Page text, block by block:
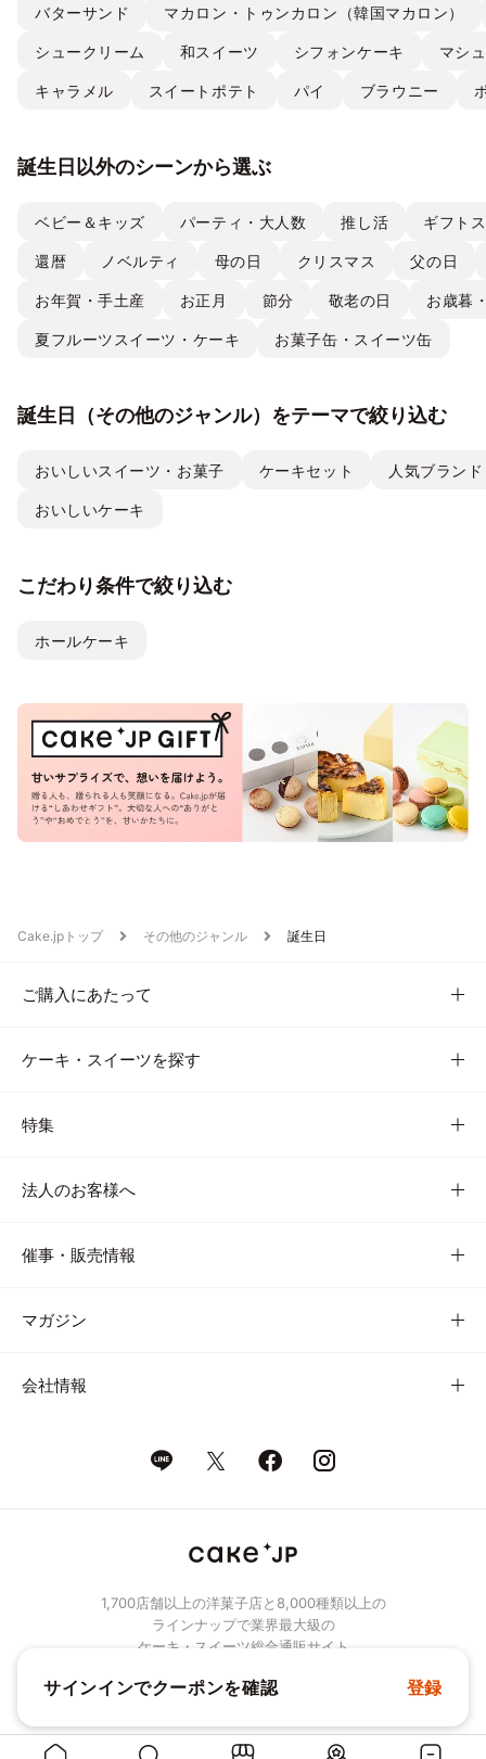
バターサンド マカロン・トゥンカロン（韓国マカロン）
シュークリーム 和スイーツ シフォンケーキ マシ
キャラメル スイートポテト パイ ブラウニー
誕生日以外のシーンから選ぶ
ベビー＆キッズ パーティ・大人数 推し活 ギフト
還暦 ノベルティ 母の日 クリスマス 父の日
お年賀・手土産 お正月 節分 敬老の日 お歳暮
夏フルーツスイーツ・ケーキ お菓子缶・スイーツ缶
誕生日（その他のジャンル）をテーマで絞り込む
おいしいスイーツ・お菓子 ケーキセット 人気ブランド
おいしいケーキ
こだわり条件で絞り込む
ホールケーキ
Cake.jpトップ その他のジャンル 誕生日
ご購入にあたって
ケーキ・スイーツを探す
特集
法人のお客様へ
催事・販売情報
マガジン
会社情報
1,700店舗以上の洋菓子店と8,000種類以上の
ラインナップで業界最大級の
ケーキ・スイーツ総合通販サイト
© Cake.jp Co., Ltd.
サインインでクーポンを確認 登録